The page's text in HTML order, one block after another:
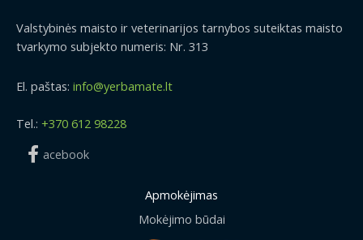
Valstybinės maisto ir veterinarijos tarnybos suteiktas maisto
tvarkymo subjekto numeris: Nr. 313
El. paštas: info@yerbamate.lt
Tel.: +370 612 98228
acebook
Apmokėjimas
Mokėjimo būdai